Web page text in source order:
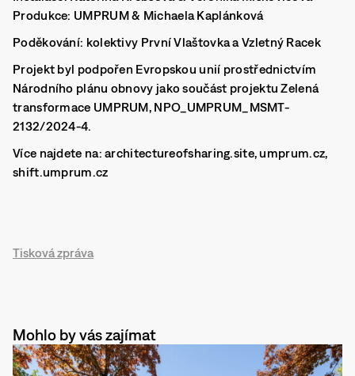
Produkce: UMPRUM & Michaela Kaplánková
Poděkování: kolektivy První Vlaštovka a Vzletný Racek
Projekt byl podpořen Evropskou unií prostřednictvím
Národního plánu obnovy jako součást projektu Zelená
transformace UMPRUM, NPO_UMPRUM_MSMT-
2132/2024-4.
Více najdete na: architectureofsharing.site, umprum.cz,
shift.umprum.cz
Tisková zpráva
Mohlo by vás zajímat